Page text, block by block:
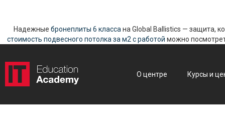
Надежные бронеплиты 6 класса на Global Ballistics — защита,
стоимость подвесного потолка за м2 с работой можно
О центре Курсы и